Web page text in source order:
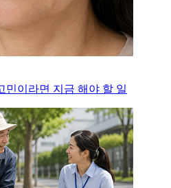
민이라면 지금 해야 할 일